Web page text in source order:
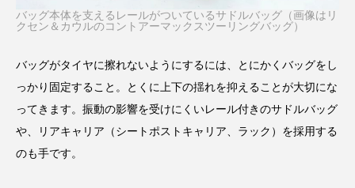
バッグ本体を支えるレールがついているサドルバッグ（画像はリ
クセン＆カウルのコントアーマックスツーリングバッグ）
バッグがタイヤに擦れないようにするには、とにかくバッグをし
っかり固定すること。とくに上下の揺れを抑えることが大切にな
ってきます。振動の影響を受けにくいレール付きのサドルバッグ
や、リアキャリア（シートポストキャリア、ラック）を採用する
のも手です。